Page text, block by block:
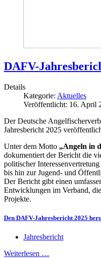
DAFV-
Details
Kategorie: Aktuelles
Veröffentlicht: 16. April
Der Deutsche
Jahresbericht 2025
Unter dem Motto „Angeln in
dokumentiert der Bericht die
politischer
bis hin zur Jugend- und
Der Bericht gibt einen
Entwicklungen im Verband,
Projekte.
Den DAFV-Jahresbericht 2025
Jahresbericht
Weiterlesen …